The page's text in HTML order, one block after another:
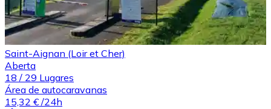
Saint-Aignan (Loir et Cher)
Aberta
18 / 29 Lugares
Área de autocaravanas
15,32 € /24h